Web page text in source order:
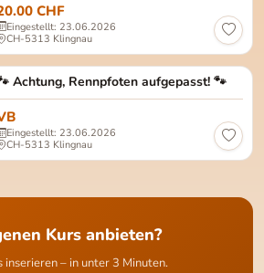
CHF
Eingestellt: 23.06.2026
CH-5313 Klingnau
Achtung, Rennpfoten aufgepasst! 🐾
Eingestellt: 23.06.2026
CH-5313 Klingnau
Kurs anbieten?
inserieren – in unter 3 Minuten.